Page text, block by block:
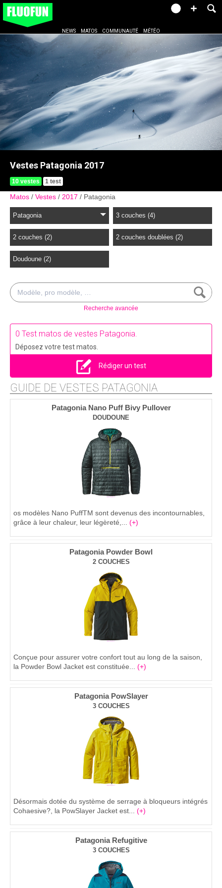
NEWS MATOS COMMUNAUTÉ MÉTÉO
Vestes Patagonia 2017
10 vestes 1 test
Matos Vestes 2017 Patagonia
Patagonia 3 couches (4)
2 couches (2) 2 couches doublées (2)
Doudoune (2)
Recherche avancée
0 Test matos de vestes Patagonia.
Déposez votre test matos.
Rédiger un test
GUIDE DE VESTES PATAGONIA
Patagonia Nano Puff Bivy Pullover
DOUDOUNE
os modèles Nano PuffTM sont devenus des incontournables,
grâce à leur chaleur, leur légèreté,... (+)
Patagonia Powder Bowl
2 COUCHES
Conçue pour assurer votre confort tout au long de la saison,
la Powder Bowl Jacket est constituée... (+)
Patagonia PowSlayer
3 COUCHES
Désormais dotée du système de serrage à bloqueurs intégrés
Cohaesive?, la PowSlayer Jacket est... (+)
Patagonia Refugitive
3 COUCHES